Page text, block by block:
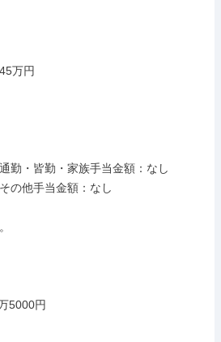
万円
勤・皆勤・家族手当金額：なし
の他手当金額：なし
5000円